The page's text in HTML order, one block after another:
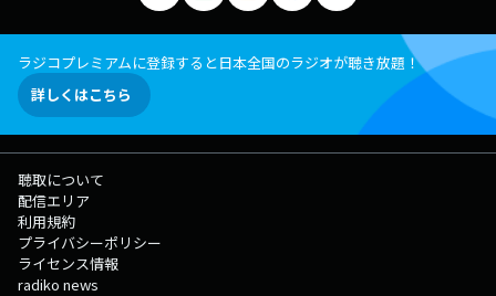
ラジコプレミアムに登録すると日本全国のラジオが聴き放題！
詳しくはこちら
聴取について
配信エリア
利用規約
プライバシーポリシー
ライセンス情報
radiko news